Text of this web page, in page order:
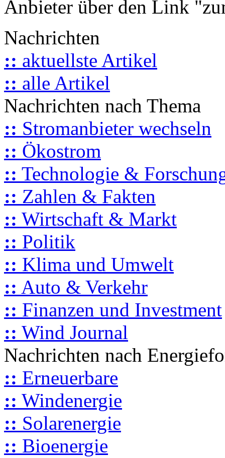
Anbieter über den Link
Nachrichten
:: aktuellste Artikel
:: alle Artikel
Nachrichten nach Thema
:: Stromanbieter wechseln
:: Ökostrom
:: Technologie &
:: Zahlen & Fakten
:: Wirtschaft & Markt
:: Politik
:: Klima und Umwelt
:: Auto & Verkehr
:: Finanzen und Investment
:: Wind Journal
Nachrichten nach
:: Erneuerbare
:: Windenergie
:: Solarenergie
:: Bioenergie